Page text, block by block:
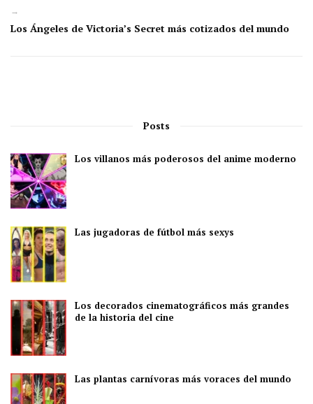
→
Los Ángeles de Victoria’s Secret más cotizados del mundo
Posts
Los villanos más poderosos del anime moderno
Las jugadoras de fútbol más sexys
Los decorados cinematográficos más grandes
de la historia del cine
Las plantas carnívoras más voraces del mundo